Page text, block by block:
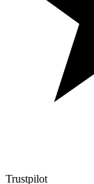
Trustpilot